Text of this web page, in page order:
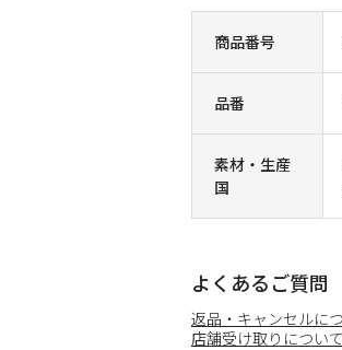
商品番号
品番
素材・生産
国
よくあるご質問
返品・キャンセルに
店舗受け取りについて